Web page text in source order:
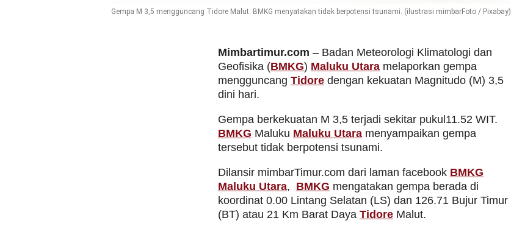
Gempa M 3,5 mengguncang Tidore Malut. BMKG menyatakan tidak berpotensi tsunami. (ilustrasi mimbarFoto / Pixabay)
Mimbartimur.com – Badan Meteorologi Klimatologi dan
Geofisika (BMKG) Maluku Utara melaporkan gempa
mengguncang Tidore dengan kekuatan Magnitudo (M) 3,5
dini hari.
Gempa berkekuatan M 3,5 terjadi sekitar pukul11.52 WIT.
BMKG Maluku Maluku Utara menyampaikan gempa
tersebut tidak berpotensi tsunami.
Dilansir mimbarTimur.com dari laman facebook BMKG
Maluku Utara, BMKG mengatakan gempa berada di
koordinat 0.00 Lintang Selatan (LS) dan 126.71 Bujur Timur
(BT) atau 21 Km Barat Daya Tidore Malut.